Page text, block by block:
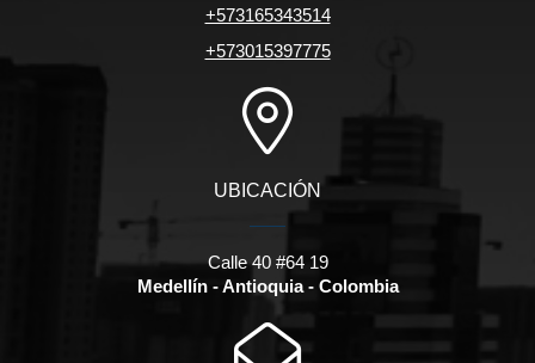
+573165343514
+573015397775
UBICACIÓN
Calle 40 #64 19
Medellín - Antioquia - Colombia